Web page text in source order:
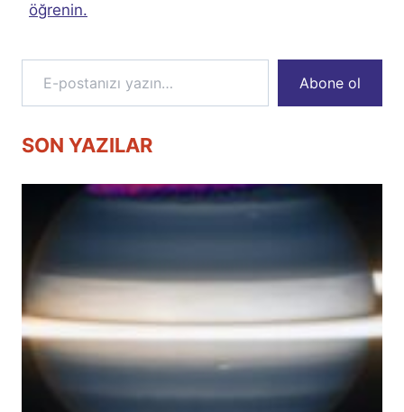
öğrenin.
E-postanızı yazın…
Abone ol
SON YAZILAR